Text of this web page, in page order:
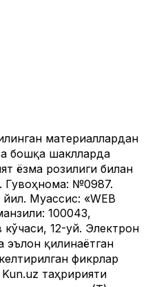
материаллардан
бошқа шаклларда
ёзма розилиги билан
№0987.
Муассис: «WEB
100043, Тошкент
уй. Электрон манзил:
муаллифлик
муаллифга
нуқтаи назарини
— мақола ва